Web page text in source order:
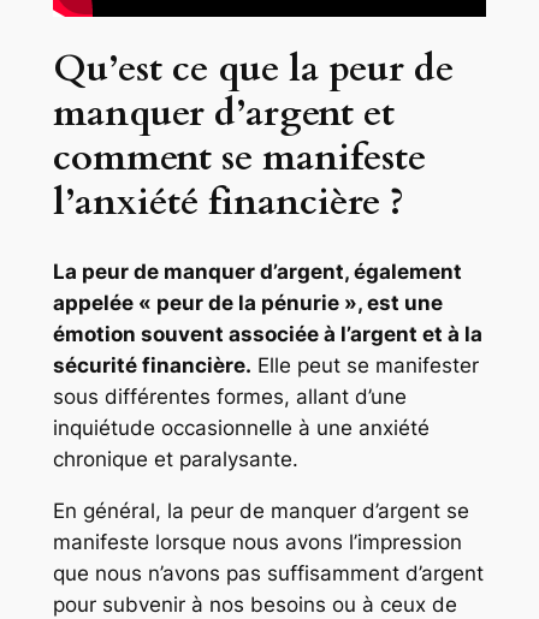
Qu’est ce que la peur de
manquer d’argent et
comment se manifeste
l’anxiété financière ?
La peur de manquer d’argent, également
appelée « peur de la pénurie », est une
émotion souvent associée à l’argent et à la
sécurité financière. Elle peut se manifester
sous différentes formes, allant d’une
inquiétude occasionnelle à une anxiété
chronique et paralysante.
En général, la peur de manquer d’argent se
manifeste lorsque nous avons l’impression
que nous n’avons pas suffisamment d’argent
pour subvenir à nos besoins ou à ceux de